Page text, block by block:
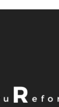
horario
de 11.00 h.
h. a 20:00